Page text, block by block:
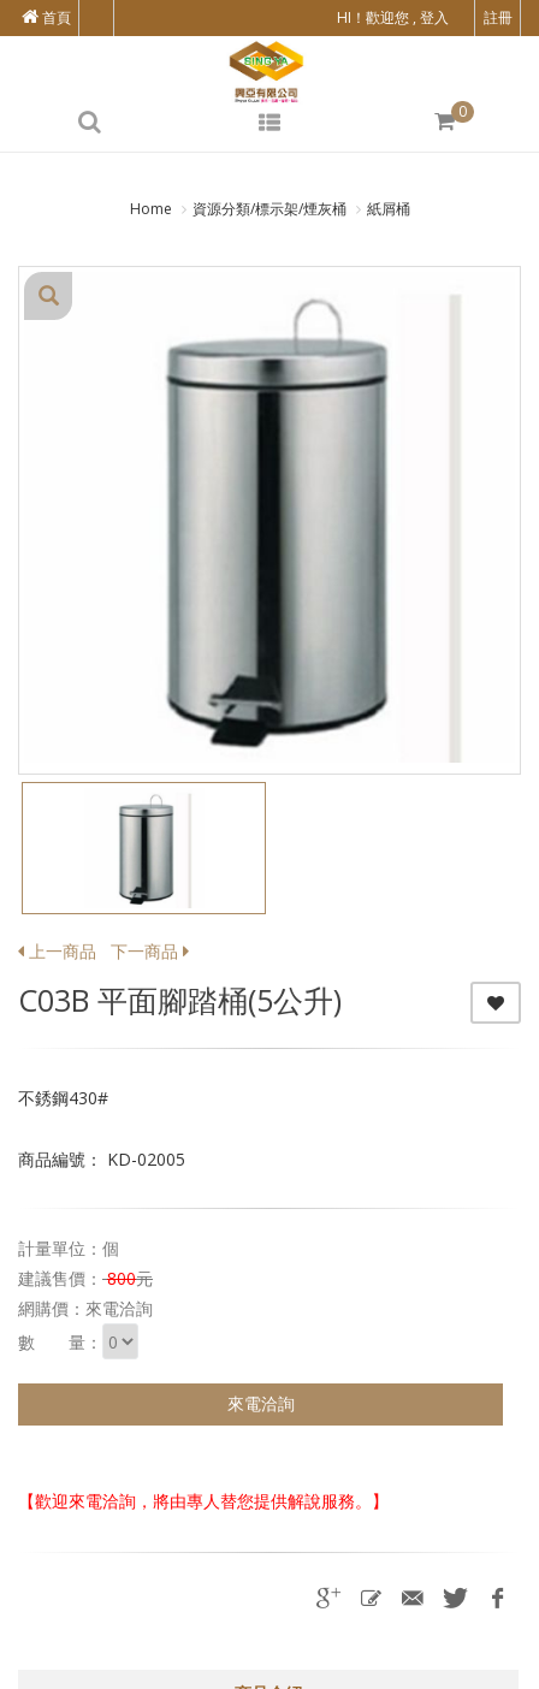
HI！歡迎您 , 登入 註冊
首頁
0
Home 資源分類/標示架/煙灰桶 紙屑桶
上一商品 下一商品
C03B 平面腳踏桶(5公升)
不銹鋼430#
商品編號： KD-02005
計量單位：個
建議售價： 800元
網購價： 來電洽詢
數 量：
來電洽詢
【歡迎來電洽詢，將由專人替您提供解說服務。】